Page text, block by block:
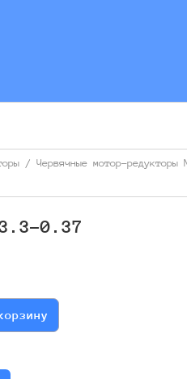
/ Червячные мотор-редукторы
0.37